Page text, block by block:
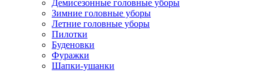
Демисезонные головные уборы
Зимние головные уборы
Летние головные уборы
Пилотки
Буденовки
Фуражки
Шапки-ушанки